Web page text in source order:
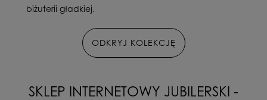
biżuterii gładkiej.
ODKRYJ KOLEKCJĘ
SKLEP INTERNETOWY JUBILERSKI -